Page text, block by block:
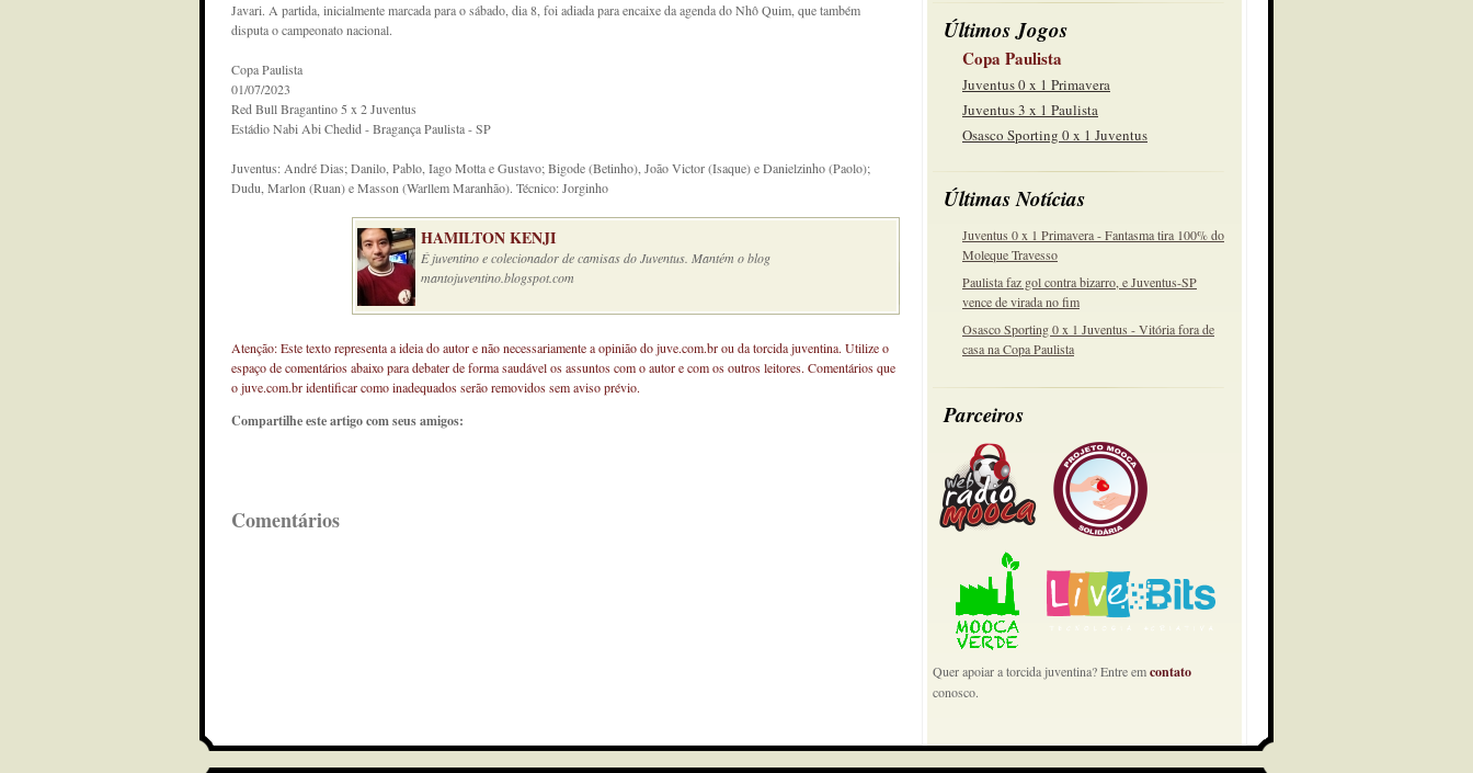
Últimos Jogos
Copa Paulista
Juventus 0 x 1 Primavera
Juventus 3 x 1 Paulista
Osasco Sporting 0 x 1 Juventus
Últimas Notícias
Juventus 0 x 1 Primavera - Fantasma tira 100% do
Moleque Travesso
Paulista faz gol contra bizarro, e Juventus-SP
vence de virada no fim
Osasco Sporting 0 x 1 Juventus - Vitória fora de
casa na Copa Paulista
Parceiros
Quer apoiar a torcida juventina? Entre emcontato
conosco.
Javari. A partida, inicialmente marcada para o sábado, dia 8, foi adiada para encaixe da agenda do Nhô Quim, que também
disputa o campeonato nacional.
Copa Paulista
01/07/2023
Red Bull Bragantino 5 x 2 Juventus
Estádio Nabi Abi Chedid - Bragança Paulista - SP
Juventus: André Dias; Danilo, Pablo, Iago Motta e Gustavo; Bigode (Betinho), João Victor (Isaque) e Danielzinho (Paolo);
Dudu, Marlon (Ruan) e Masson (Warllem Maranhão). Técnico: Jorginho
HAMILTON KENJI
É juventino e colecionador de camisas do Juventus. Mantém o blog
mantojuventino.blogspot.com
Atenção: Este texto representa a ideia do autor e não necessariamente a opinião do juve.com.br ou da torcida juventina. Utilize o
espaço de comentários abaixo para debater de forma saudável os assuntos com o autor e com os outros leitores. Comentários que
o juve.com.br identificar como inadequados serão removidos sem aviso prévio.
Compartilhe este artigo com seus amigos:
Comentários